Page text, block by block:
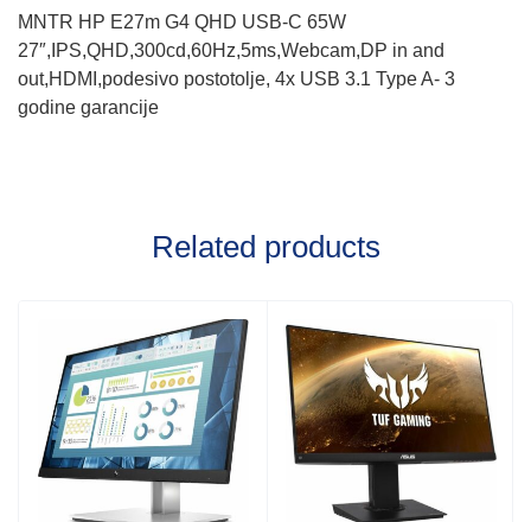
MNTR HP E27m G4 QHD USB-C 65W
27″,IPS,QHD,300cd,60Hz,5ms,Webcam,DP in and
out,HDMI,podesivo postotolje, 4x USB 3.1 Type A- 3
godine garancije
Related products